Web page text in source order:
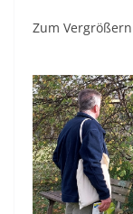
Zum